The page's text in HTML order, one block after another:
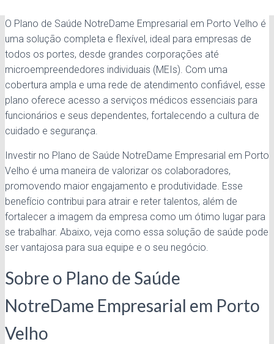
O Plano de Saúde NotreDame Empresarial em Porto Velho é
uma solução completa e flexível, ideal para empresas de
todos os portes, desde grandes corporações até
microempreendedores individuais (MEIs). Com uma
cobertura ampla e uma rede de atendimento confiável, esse
plano oferece acesso a serviços médicos essenciais para
funcionários e seus dependentes, fortalecendo a cultura de
cuidado e segurança.
Investir no Plano de Saúde NotreDame Empresarial em Porto
Velho é uma maneira de valorizar os colaboradores,
promovendo maior engajamento e produtividade. Esse
benefício contribui para atrair e reter talentos, além de
fortalecer a imagem da empresa como um ótimo lugar para
se trabalhar. Abaixo, veja como essa solução de saúde pode
ser vantajosa para sua equipe e o seu negócio.
Sobre o Plano de Saúde
NotreDame Empresarial em Porto
Velho